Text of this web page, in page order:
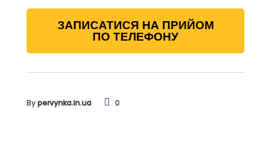
ЗАПИСАТИСЯ НА ПРИЙОМ
ПО ТЕЛЕФОНУ
Bypervynka.in.ua 0